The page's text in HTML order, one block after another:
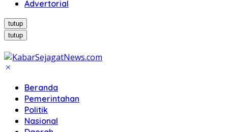
Advertorial
tutup
tutup
Beranda
Pemerintahan
Politik
Nasional